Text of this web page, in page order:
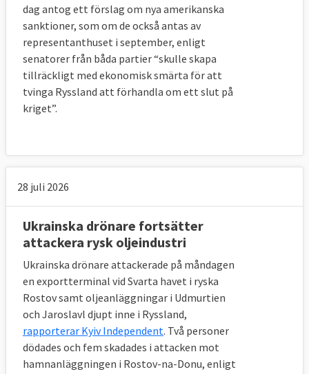
dag antog ett förslag om nya amerikanska
sanktioner, som om de också antas av
representanthuset i september, enligt
senatorer från båda partier “skulle skapa
tillräckligt med ekonomisk smärta för att
tvinga Ryssland att förhandla om ett slut på
kriget”.
28 juli 2026
Ukrainska drönare fortsätter
attackera rysk oljeindustri
Ukrainska drönare attackerade på måndagen
en exportterminal vid Svarta havet i ryska
Rostov samt oljeanläggningar i Udmurtien
och Jaroslavl djupt inne i Ryssland,
rapporterar Kyiv Independent. Två personer
dödades och fem skadades i attacken mot
hamnanläggningen i Rostov-na-Donu, enligt